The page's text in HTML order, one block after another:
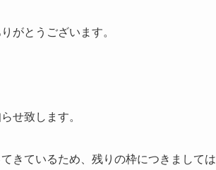
がとうございます。
せ致します。
きているため、残りの枠につきましては